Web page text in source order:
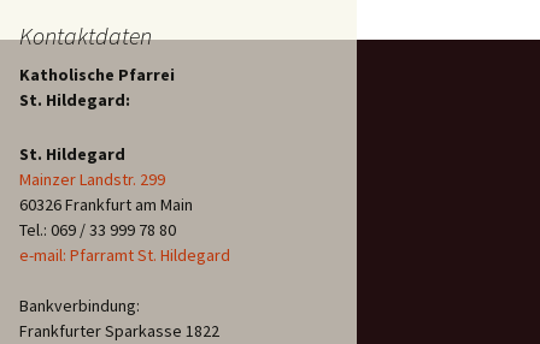
Kontaktdaten
Katholische Pfarrei
St. Hildegard:
St. Hildegard
Mainzer Landstr. 299
60326 Frankfurt am Main
Tel.: 069 / 33 999 78 80
e-mail: Pfarramt St. Hildegard
Bankverbindung:
Frankfurter Sparkasse 1822